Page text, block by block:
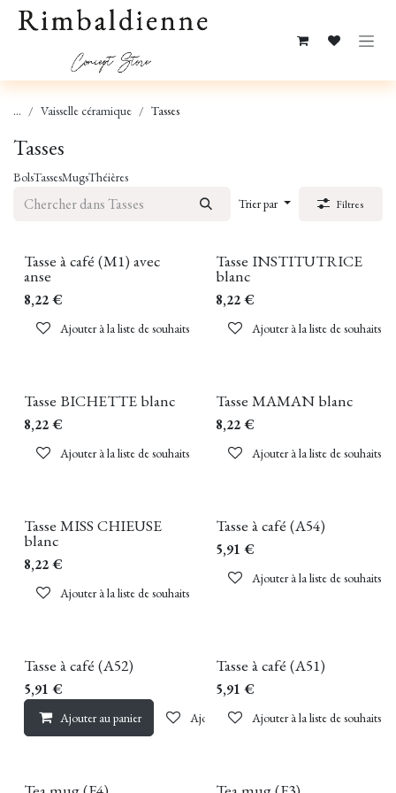
Se rendre au contenu
... Vaisselle céramique Tasses
Tasses
BolsTassesMugsThéières
Trier par
Filtres
Tasse à café (M1) avec
anse
8,22 €
Ajouter à la liste de souhaits
Tasse INSTITUTRICE
blanc
8,22€
Ajouter à la liste de souhaits
Tasse BICHETTE blanc
8,22 €
Ajouter à la liste de souhaits
Tasse MAMAN blanc
8,22€
Ajouter à la liste de souhaits
Tasse MISS CHIEUSE
blanc
8,22 €
Ajouter à la liste de souhaits
Tasse à café (A54)
5,91 €
Ajouter à la liste de souhaits
Tasse à café (A52)
5,91 €
Ajouter au panier Ajouter à la liste de souhaits
Tasse à café (A51)
5,91 €
Ajouter à la liste de souhaits